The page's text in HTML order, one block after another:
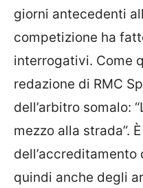
giorni antecedenti
competizione ha
interrogativi. Come
redazione di RMC
dell’arbitro somalo:
mezzo alla strada”.
quindi anche degli